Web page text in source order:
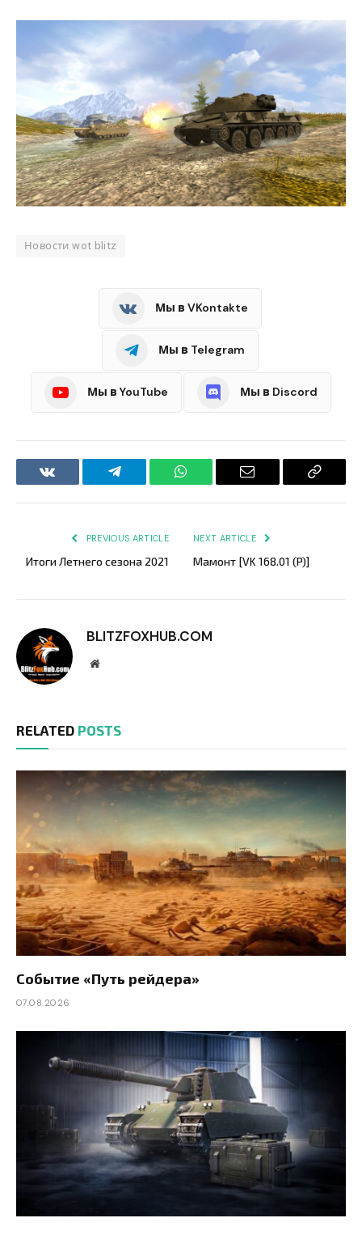
Новости wot blitz
Мы в VKontakte
Мы в Telegram
Мы в YouTube Мы в Discord
VKontakteTelegram WhatsApp Email
Copy
PREVIOUS ARTICLE
Итоги Летнего сезона 2021
NEXT ARTICLE
Мамонт [VK 168.01 (P)]
BLITZFOXHUB.COM
Website
RELATED POSTS
Событие «Путь рейдера»
07.08.2026